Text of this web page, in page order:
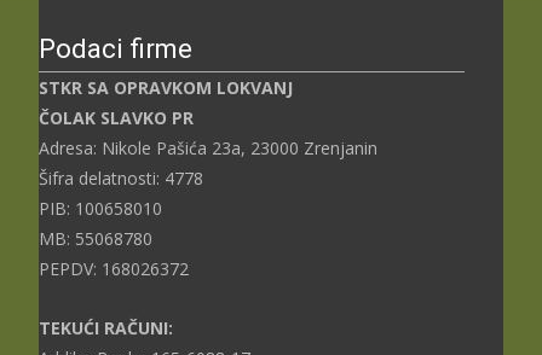
Podaci firme
STKR SA OPRAVKOM LOKVANJ
ČOLAK SLAVKO PR
Adresa: Nikole Pašića 23a, 23000 Zrenjanin
Šifra delatnosti: 4778
PIB: 100658010
MB: 55068780
PEPDV: 168026372
TEKUĆI RAČUNI: